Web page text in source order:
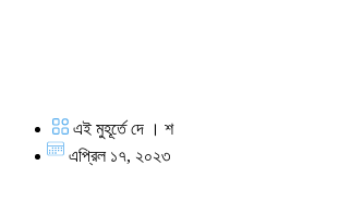
এই মুহূর্তে দে । শ
এপ্রিল ১৭, ২০২৩